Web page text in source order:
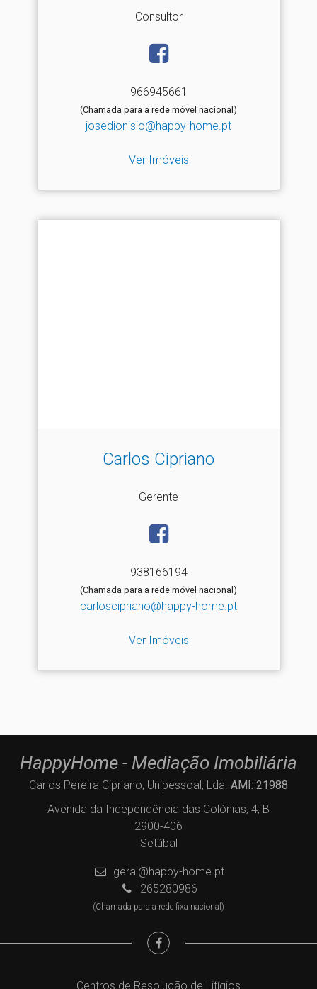
Consultor
966945661
(Chamada para a rede móvel nacional)
josedionisio@happy-home.pt
Ver Imóveis
Carlos Cipriano
Gerente
938166194
(Chamada para a rede móvel nacional)
carloscipriano@happy-home.pt
Ver Imóveis
HappyHome - Mediação Imobiliária
Carlos Pereira Cipriano, Unipessoal, Lda. AMI: 21988
Avenida da Independência das Colónias, 4, B
2900-406
Setúbal
geral@happy-home.pt
265280986
(Chamada para a rede fixa nacional)
Centros de Resolução de Litígios